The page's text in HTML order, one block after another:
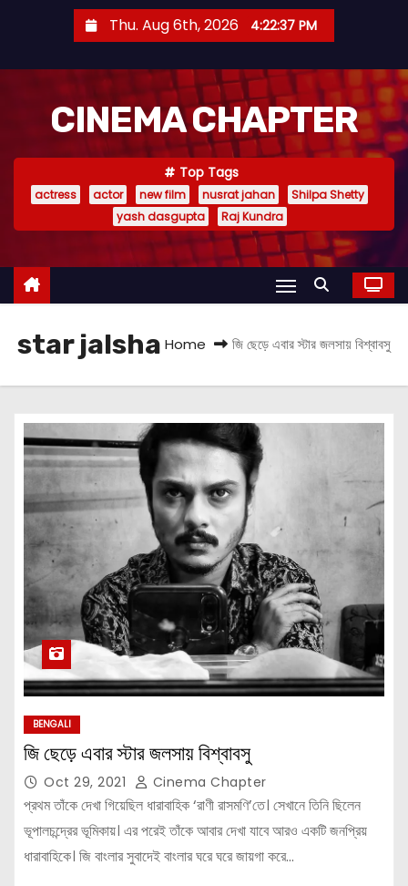
e
Thu. Aug 6th, 2026 4:22:38 PM
CINEMA CHAPTER
Top Tags
actress actor new film nusrat jahan
Shilpa Shetty
yash dasgupta
Raj Kundra
star jalsha Home জি ছেড়ে এবার স্টার জলসায় বিশ্বাবসু
BENGALI
জি ছেড়ে এবার স্টার জলসায় বিশ্বাবসু
Oct 29, 2021 Cinema Chapter
প্রথম তাঁকে দেখা গিয়েছিল ধারাবাহিক ‘রাণী রাসমণি’তে। সেখানে তিনি ছিলেন
ভূপালচন্দ্রের ভূমিকায়। এর পরেই তাঁকে আবার দেখা যাবে আরও একটি জনপ্রিয়
ধারাবাহিকে। জি বাংলার সুবাদেই বাংলার ঘরে ঘরে জায়গা করে…